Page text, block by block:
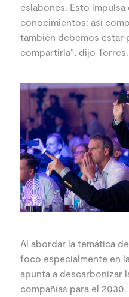
eslabones. Esto
conocimientos: así
también debemos estar
compartirla”, dijo Torres.
Al abordar la temática
foco especialmente en
apunta a descarbonizar
compañías para el 2030.